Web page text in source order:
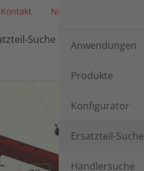
Kontakt News
Suche Händlersuche
Anwendungen
Produkte
Konfigurator
Ersatzteil-Suche
Händlersuche